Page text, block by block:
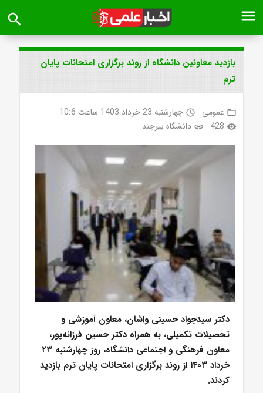
menu
search
بازدید معاونین دانشگاه از روند برگزاری امتحانات پایان
ترم
folder_open عمومی access_time چهارشنبه 23 خرداد 1403 ساعت 10:6
visibility
428
link دانشگاه بیرجند
دکتر سیدجواد حسینی واشان، معاون آموزشی و
تحصیلات تکمیلی، به همراه دکتر حسین فرزانه‌پور،
معاون فرهنگی و اجتماعی دانشگاه، روز چهارشنبه ۲۳
خرداد ۱۴۰۳ از روند برگزاری امتحانات پایان ترم بازدید
کردند.